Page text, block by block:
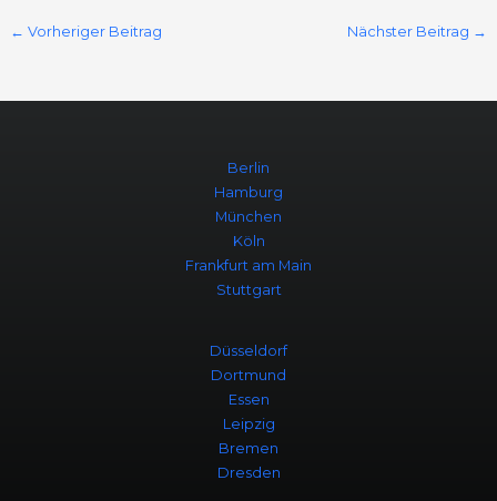
← Vorheriger Beitrag Nächster Beitrag →
Berlin
Hamburg
München
Köln
Frankfurt am Main
Stuttgart
Düsseldorf
Dortmund
Essen
Leipzig
Bremen
Dresden